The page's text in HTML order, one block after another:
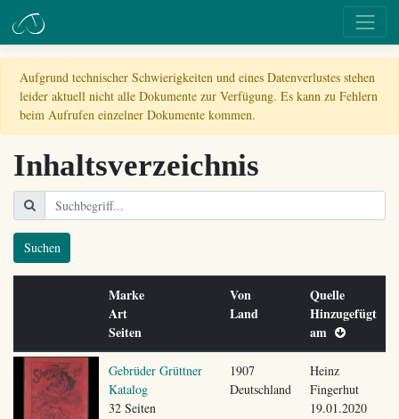
Aufgrund technischer Schwierigkeiten und eines Datenverlustes stehen
leider aktuell nicht alle Dokumente zur Verfügung. Es kann zu Fehlern
beim Aufrufen einzelner Dokumente kommen.
Inhaltsverzeichnis
Suchen
Marke
Art
Seiten
Von
Land
Quelle
Hinzugefügt
am
Gebrüder Grüttner
Katalog
32 Seiten
1907
Deutschland
Heinz
Fingerhut
19.01.2020